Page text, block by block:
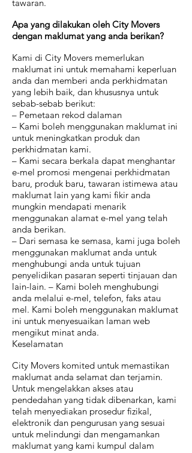
tawaran.
Apa yang dilakukan oleh City Movers
dengan maklumat yang anda berikan?
Kami di City Movers memerlukan
maklumat ini untuk memahami keperluan
anda dan memberi anda perkhidmatan
yang lebih baik, dan khususnya untuk
sebab-sebab berikut:
– Pemetaan rekod dalaman
– Kami boleh menggunakan maklumat ini
untuk meningkatkan produk dan
perkhidmatan kami.
– Kami secara berkala dapat menghantar
e-mel promosi mengenai perkhidmatan
baru, produk baru, tawaran istimewa atau
maklumat lain yang kami fikir anda
mungkin mendapati menarik
menggunakan alamat e-mel yang telah
anda berikan.
– Dari semasa ke semasa, kami juga boleh
menggunakan maklumat anda untuk
menghubungi anda untuk tujuan
penyelidikan pasaran seperti tinjauan dan
lain-lain. – Kami boleh menghubungi
anda melalui e-mel, telefon, faks atau
mel. Kami boleh menggunakan maklumat
ini untuk menyesuaikan laman web
mengikut minat anda.
Keselamatan
City Movers komited untuk memastikan
maklumat anda selamat dan terjamin.
Untuk mengelakkan akses atau
pendedahan yang tidak dibenarkan, kami
telah menyediakan prosedur fizikal,
elektronik dan pengurusan yang sesuai
untuk melindungi dan mengamankan
maklumat yang kami kumpul dalam